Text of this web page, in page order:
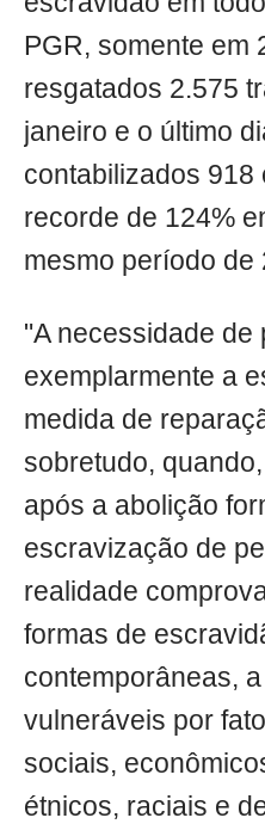
PGR, somente em
resgatados 2.575
janeiro e o último
contabilizados 918
recorde de 124%
mesmo período de
"A necessidade de
exemplarmente a
medida de
sobretudo,
após a abolição
escravização de
realidade
formas de
contemporâneas,
vulneráveis por
sociais,
étnicos, raciais e